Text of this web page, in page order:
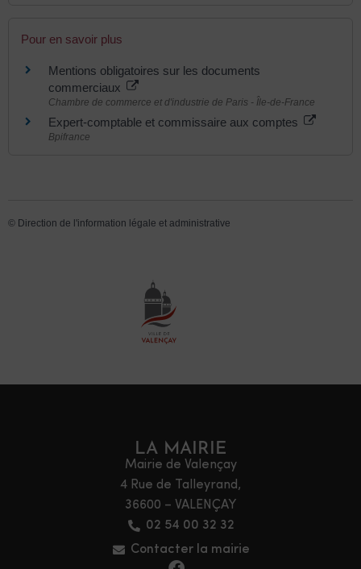
Pour en savoir plus
Mentions obligatoires sur les documents
commerciaux
Chambre de commerce et d'industrie de Paris - Île-de-France
Expert-comptable et commissaire aux comptes
Bpifrance
© Direction de l'information légale et administrative
LA MAIRIE
Mairie de Valençay
4 Rue de Talleyrand,
36600 – VALENÇAY
02 54 00 32 32
Contacter la mairie